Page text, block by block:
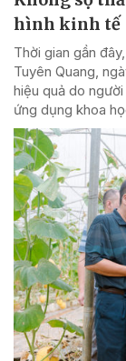
hình kinh tế
Thời gian gần
Tuyên Quang,
hiệu quả do
ứng dụng khoa